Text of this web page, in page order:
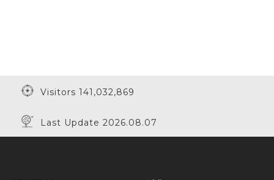
Visitors 141,032,869
Last Update 2026.08.07